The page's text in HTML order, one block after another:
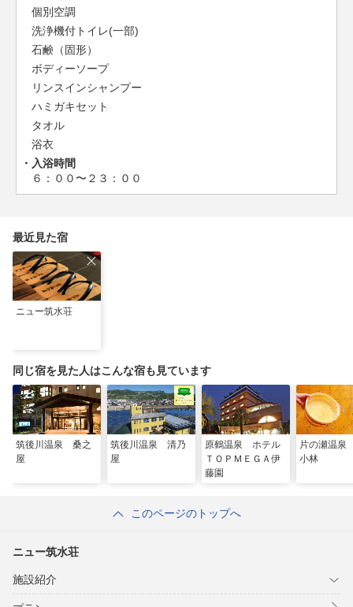
個別空調
洗浄機付トイレ(一部)
石鹸（固形）
ボディーソープ
リンスインシャンプー
ハミガキセット
タオル
浴衣
入浴時間
６：００〜２３：００
最近見た宿
ニュー筑水荘
同じ宿を見た人はこんな宿も見ています
筑後川温泉 桑之
屋
筑後川温泉 清乃
屋
原鶴温泉 ホテル
ＴＯＰＭＥＧＡ伊
藤園
片の瀬温
小林
このページのトップへ
ニュー筑水荘
施設紹介